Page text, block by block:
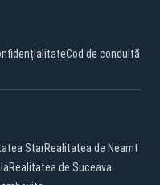
Cod de conduită
StarRealitatea de Neamt
Realitatea de Suceava